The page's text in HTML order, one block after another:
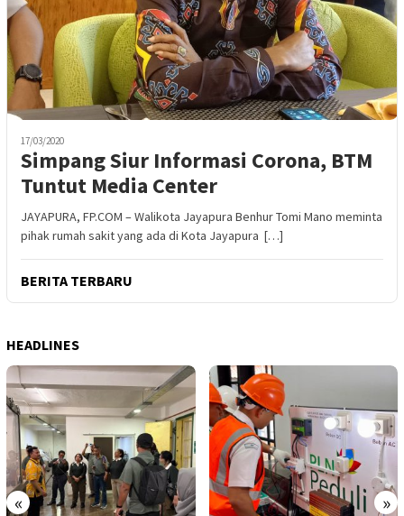
17/03/2020
Simpang Siur Informasi Corona, BTM
Tuntut Media Center
JAYAPURA, FP.COM – Walikota Jayapura Benhur Tomi Mano meminta
pihak rumah sakit yang ada di Kota Jayapura […]
BERITA TERBARU
HEADLINES
« »